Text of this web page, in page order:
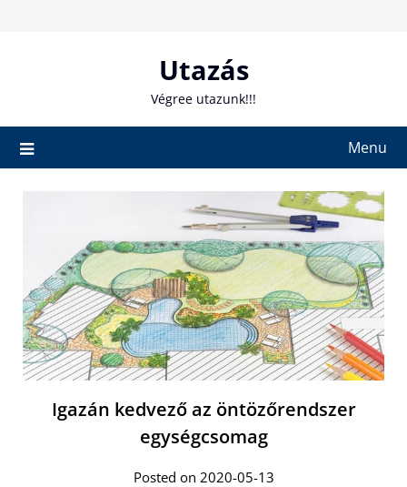
Utazás
Végree utazunk!!!
Menu
Igazán kedvező az öntözőrendszer
egységcsomag
Posted on 2020-05-13